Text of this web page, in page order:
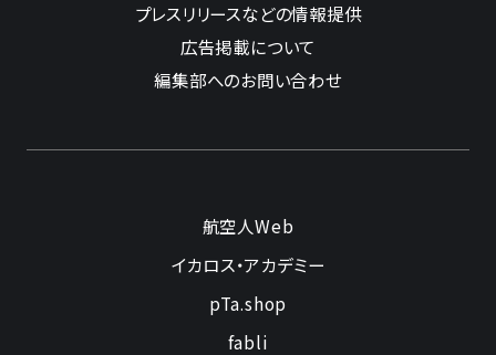
プレスリリースなどの情報提供
広告掲載について
編集部へのお問い合わせ
航空人Web
イカロス・アカデミー
pTa.shop
fabli